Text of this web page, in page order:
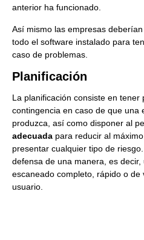
anterior ha funcionado.
Así mismo las empresas
todo el software instalado para
caso de problemas.
Planificación
La planificación consiste en tener
contingencia en caso de que una
produzca, así como disponer al
adecuada para reducir al
presentar cualquier tipo de
defensa de una manera, es
escaneado completo, rápido o
usuario.